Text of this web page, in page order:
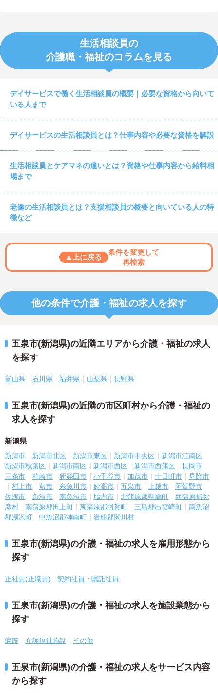
生活相談員の
介護職・福祉のコラムを見る
デイサービスで働く生活相談員の概要｜必要な資格から向いて
いる人まで
デイサービスの生活相談員とは？仕事内容や必要な資格を解説
生活相談員とケアマネの違いとは？資格や仕事内容から給料相
場まで
老健の生活相談員とは？支援相談員の概要と向いている人の特
徴など
▲上に戻る
条件を変更して
再検索
他の条件で介護・福祉の求人を探す
五泉市(新潟県)の近隣エリアから介護・福祉の求人
を探す
富山県 石川県 福井県 山梨県 長野県
五泉市(新潟県)の近隣の市区町村から介護・福祉の
求人を探す
新潟県
新潟市 新潟市北区 新潟市東区 新潟市中央区
新潟市江南区
新潟市秋葉区
新潟市南区 新潟市西区 新潟市西蒲区
長岡市
三条市
柏崎市 新発田市 小千谷市 加茂市 十日町市
見附市
村上市
燕市 糸魚川市 妙高市 五泉市 上越市
阿賀野市
佐渡市
魚沼市 南魚沼市 胎内市 北蒲原郡聖籠町
西蒲原郡弥
彦村
南蒲原郡田上町 東蒲原郡阿賀町 三島郡出雲崎町
南魚沼
郡湯沢町
中魚沼郡津南町 岩船郡関川村
五泉市(新潟県)の介護・福祉の求人を雇用形態から
探す
正社員(正職員) 契約社員・嘱託社員
五泉市(新潟県)の介護・福祉の求人を施設業態から
探す
病院 介護福祉施設 その他
五泉市(新潟県)の介護・福祉の求人をサービス内容
から探す